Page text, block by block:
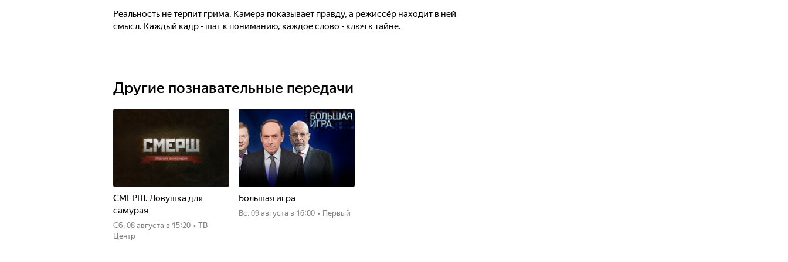
Реальность не терпит грима. Камера показывает правду, а режиссёр находит в ней
смысл. Каждый кадр - шаг к пониманию, каждое слово - ключ к тайне.
Другие познавательные передачи
СМЕРШ. Ловушка для
самурая
сб, 08 августа в 15:20 • ТВ
Центр
Большая игра
вс, 09 августа в 16:00 • Первый